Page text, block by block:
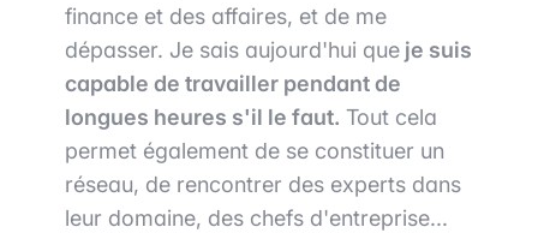
finance et des affaires, et de me
dépasser. Je sais aujourd'hui que je suis
capable de travailler pendant de
longues heures s'il le faut. Tout cela
permet également de se constituer un
réseau, de rencontrer des experts dans
leur domaine, des chefs d'entreprise...